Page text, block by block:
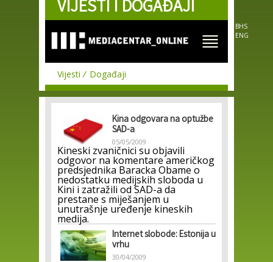
Skip to
main
VIJESTI I DOGAĐAJI
BHS
ENG
Vijesti Događaji
Kina odgovara na optužbe
SAD-a
05/05/2009
Kineski zvaničnici su objavili
odgovor na komentare američkog
predsjednika Baracka Obame o
nedostatku medijskih sloboda u
Kini i zatražili od SAD-a da
prestane s miješanjem u
unutrašnje uređenje kineskih
medija.
Internet slobode: Estonija u
vrhu
30/04/2009